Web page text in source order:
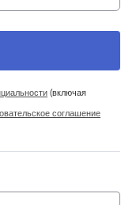
(включая
соглашение